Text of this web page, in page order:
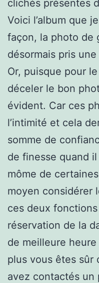
clichés présentes
Voici l’album que
façon, la photo de
désormais pris
Or, puisque pour
déceler le bon
évident. Car ces
l’intimité et cela
somme de
de finesse quand
môme de
moyen considérer
ces deux
réservation de la
de meilleure
plus vous êtes sûr
avez contactés un